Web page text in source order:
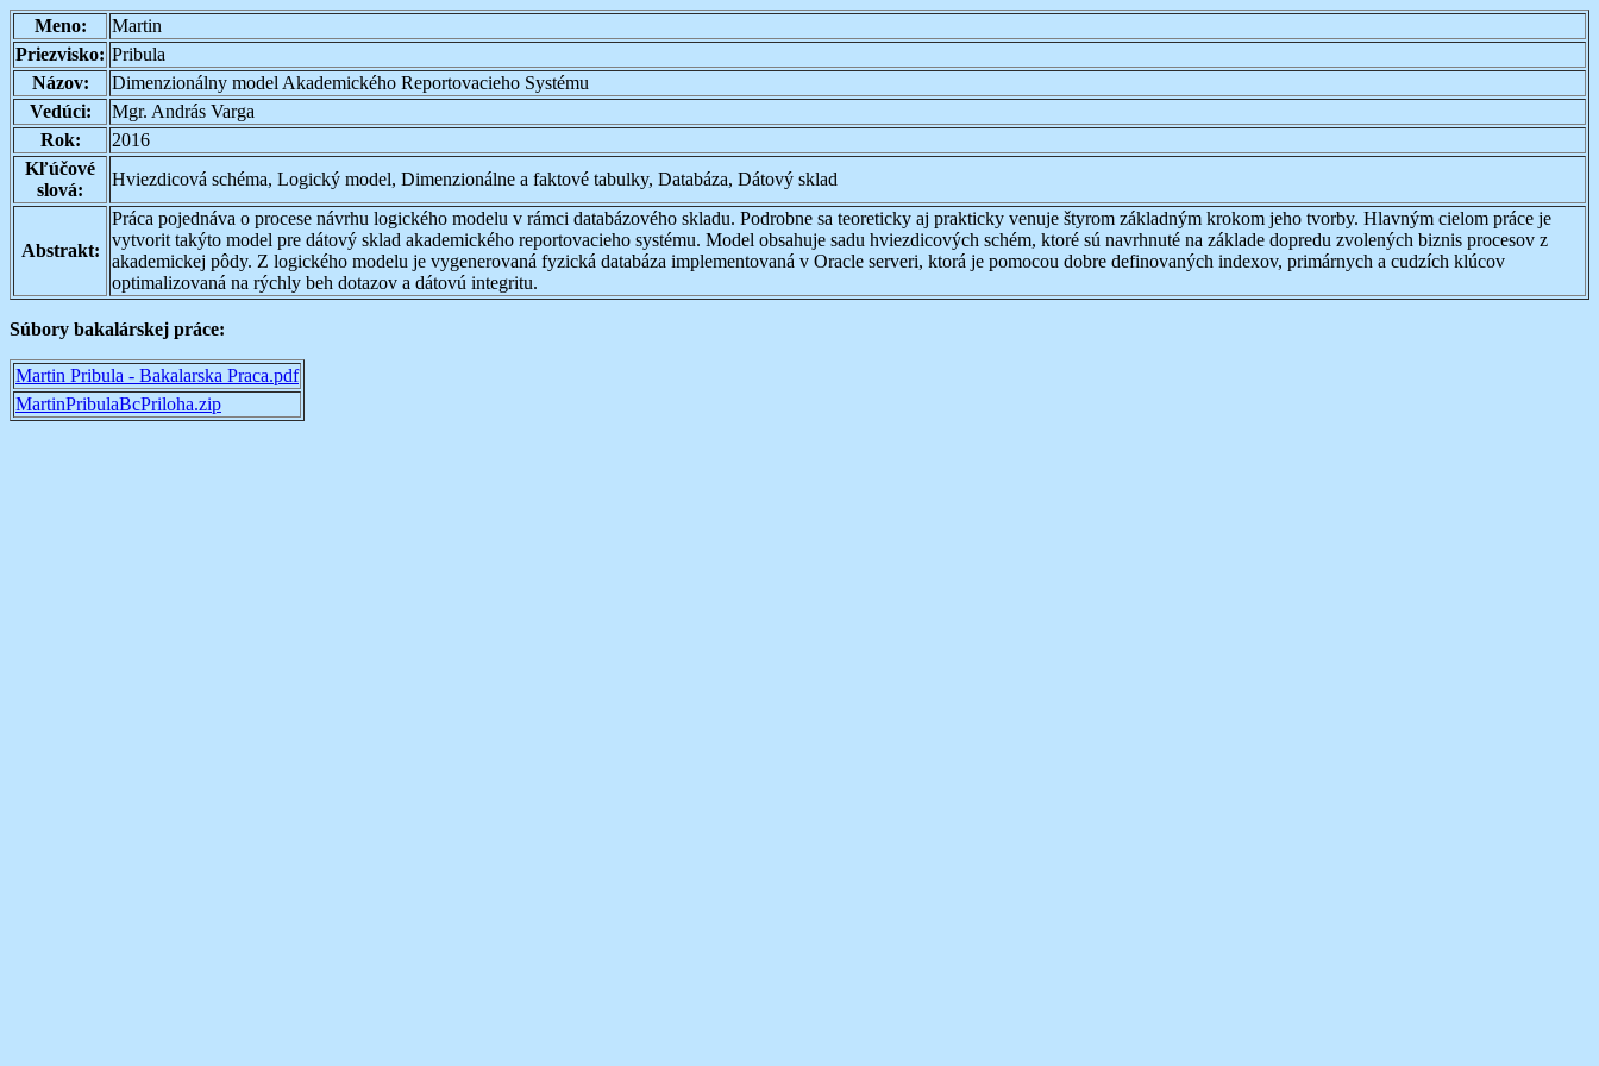
Meno:
Martin
Priezvisko: Pribula
Názov:
Dimenzionálny model Akademického Reportovacieho Systému
Vedúci:
Mgr. András Varga
Rok:
2016
Kľúčové
slová:
Hviezdicová schéma, Logický model, Dimenzionálne a faktové tabulky, Databáza, Dátový sklad
Abstrakt:
Práca pojednáva o procese návrhu logického modelu v rámci databázového skladu. Podrobne sa teoreticky aj prakticky venuje štyrom základným krokom jeho tvorby. Hlavným cielom práce je
vytvorit takýto model pre dátový sklad akademického reportovacieho systému. Model obsahuje sadu hviezdicových schém, ktoré sú navrhnuté na základe dopredu zvolených biznis procesov z
akademickej pôdy. Z logického modelu je vygenerovaná fyzická databáza implementovaná v Oracle serveri, ktorá je pomocou dobre definovaných indexov, primárnych a cudzích klúcov
optimalizovaná na rýchly beh dotazov a dátovú integritu.
Súbory bakalárskej práce:
Martin Pribula - Bakalarska Praca.pdf
MartinPribulaBcPriloha.zip